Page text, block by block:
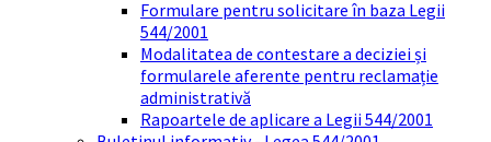
Formulare pentru solicitare în baza Legii
544/2001
Modalitatea de contestare a deciziei și
formularele aferente pentru reclamație
administrativă
Rapoartele de aplicare a Legii 544/2001